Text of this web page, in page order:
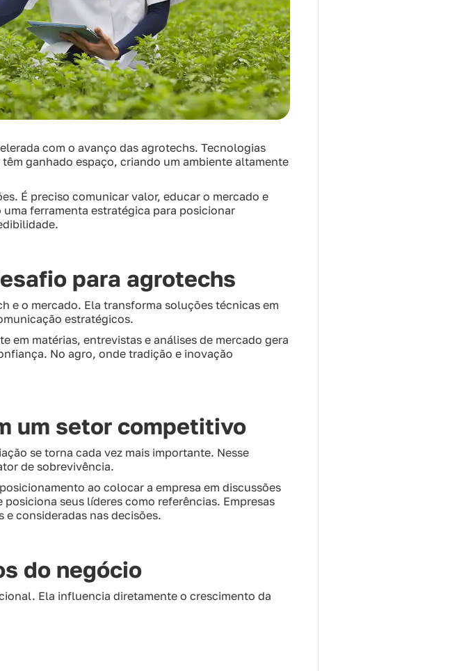
com o avanço das agrotechs. Tecnologias
ganhado espaço, criando um ambiente altamente
É preciso comunicar valor, educar o mercado e
uma ferramenta estratégica para posicionar
para agrotechs
e o mercado. Ela transforma soluções técnicas em
estratégicos.
em matérias, entrevistas e análises de mercado gera
No agro, onde tradição e inovação
um setor competitivo
se torna cada vez mais importante. Nesse
de sobrevivência.
ao colocar a empresa em discussões
seus líderes como referências. Empresas
e consideradas nas decisões.
do negócio
Ela influencia diretamente o crescimento da